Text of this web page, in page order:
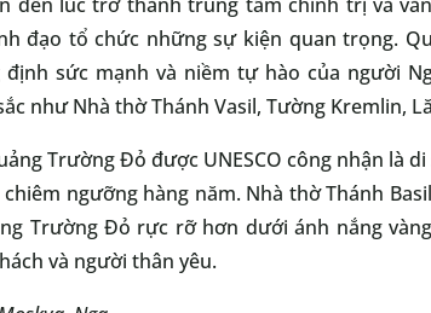
đạo tổ chức những sự kiện quan trọng.
sức mạnh và niềm tự hào của người
như Nhà thờ Thánh Vasil, Tường Kremlin,
Trường Đỏ được UNESCO công nhận là
ngưỡng hàng năm. Nhà thờ Thánh
Trường Đỏ rực rỡ hơn dưới ánh nắng
và người thân yêu.